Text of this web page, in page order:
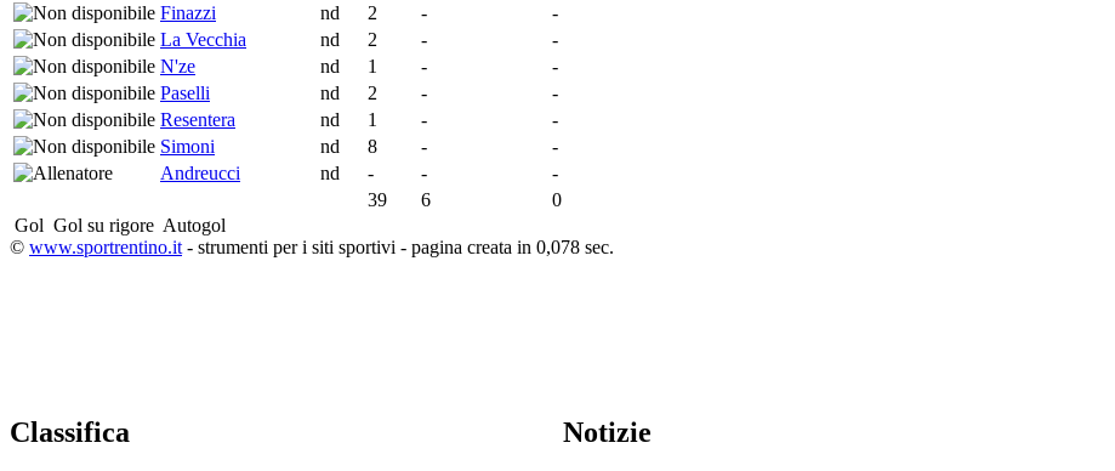
Finazzi
nd 2 -
-
La Vecchia
nd 2 -
-
N'ze
nd 1 -
-
Paselli
nd 2 -
-
Resentera
nd 1 -
-
Simoni
nd 8 -
-
Andreucci
nd - -
-
39
6
0
Gol Gol su rigore Autogol
© www.sportrentino.it - strumenti per i siti sportivi - pagina creata in 0,078 sec.
Classifica Notizie